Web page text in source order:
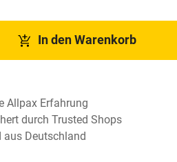
In den Warenkorb
Allpax Erfahrung
durch Trusted Shops
aus Deutschland